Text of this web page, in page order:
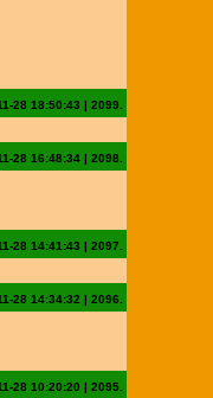
28 18:50:43 | 2099.
28 16:48:34| 2098.
28 14:41:43 | 2097.
28 14:34:32 | 2096.
28 10:20:20 | 2095.